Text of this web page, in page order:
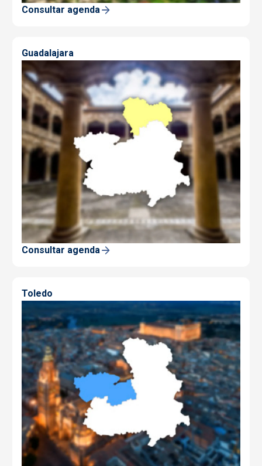
Consultar agenda
Guadalajara
Consultar agenda
Toledo